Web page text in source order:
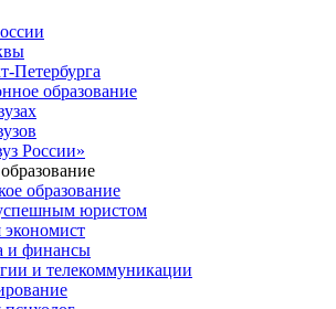
Петербурга
образование
России»
образование
юристом
и финансы
и телекоммуникации